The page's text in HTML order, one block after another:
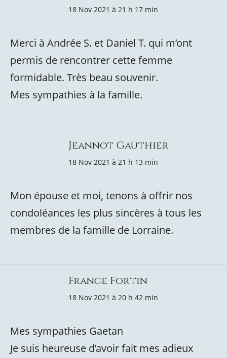
18 Nov 2021 à 21 h 17 min
Merci à Andrée S. et Daniel T. qui m’ont
permis de rencontrer cette femme
formidable. Très beau souvenir.
Mes sympathies à la famille.
Jeannot Gauthier
18 Nov 2021 à 21 h 13 min
Mon épouse et moi, tenons à offrir nos
condoléances les plus sincères à tous les
membres de la famille de Lorraine.
France Fortin
18 Nov 2021 à 20 h 42 min
Mes sympathies Gaetan
Je suis heureuse d’avoir fait mes adieux